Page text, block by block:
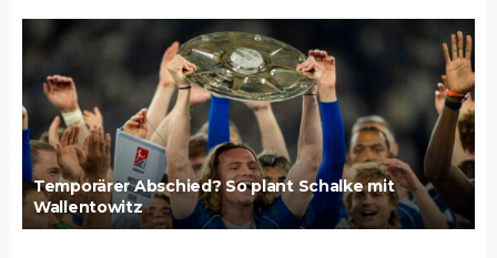
Temporärer Abschied? So plant Schalke mit
Wallentowitz